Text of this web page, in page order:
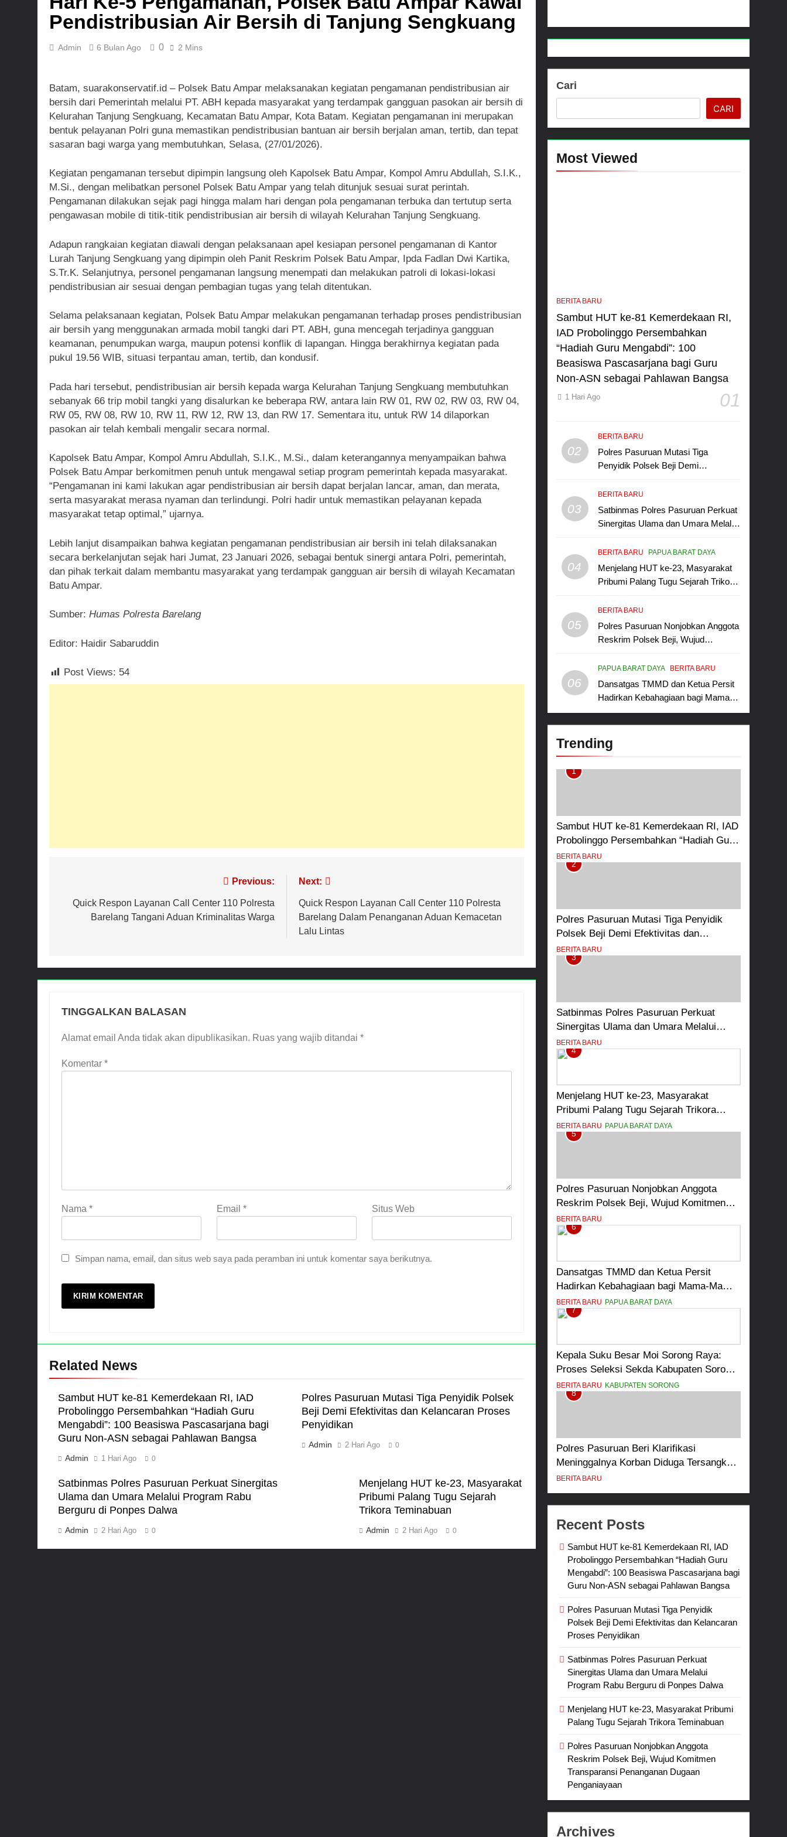
Dansatgas TMMD dan Ketua Persit Hadirkan Kebahagiaan bagi Mama-Mama dan Anak-Anak Kampung Sesor
3 Hari Ago
Pendistribusian Air Bersih di Tanjung Sengkuang
Admin 6 Bulan Ago 0 2 Mins
Batam, suarakonservatif.id – Polsek Batu Ampar melaksanakan kegiatan pengamanan pendistribusian air
bersih dari Pemerintah melalui PT. ABH kepada masyarakat yang terdampak gangguan pasokan air bersih di
Kelurahan Tanjung Sengkuang, Kecamatan Batu Ampar, Kota Batam. Kegiatan pengamanan ini merupakan
bentuk pelayanan Polri guna memastikan pendistribusian bantuan air bersih berjalan aman, tertib, dan tepat
sasaran bagi warga yang membutuhkan, Selasa, (27/01/2026).
Kegiatan pengamanan tersebut dipimpin langsung oleh Kapolsek Batu Ampar, Kompol Amru Abdullah, S.I.K.,
M.Si., dengan melibatkan personel Polsek Batu Ampar yang telah ditunjuk sesuai surat perintah.
Pengamanan dilakukan sejak pagi hingga malam hari dengan pola pengamanan terbuka dan tertutup serta
pengawasan mobile di titik-titik pendistribusian air bersih di wilayah Kelurahan Tanjung Sengkuang.
Adapun rangkaian kegiatan diawali dengan pelaksanaan apel kesiapan personel pengamanan di Kantor
Lurah Tanjung Sengkuang yang dipimpin oleh Panit Reskrim Polsek Batu Ampar, Ipda Fadlan Dwi Kartika,
S.Tr.K. Selanjutnya, personel pengamanan langsung menempati dan melakukan patroli di lokasi-lokasi
pendistribusian air sesuai dengan pembagian tugas yang telah ditentukan.
Selama pelaksanaan kegiatan, Polsek Batu Ampar melakukan pengamanan terhadap proses pendistribusian
air bersih yang menggunakan armada mobil tangki dari PT. ABH, guna mencegah terjadinya gangguan
keamanan, penumpukan warga, maupun potensi konflik di lapangan. Hingga berakhirnya kegiatan pada
pukul 19.56 WIB, situasi terpantau aman, tertib, dan kondusif.
Pada hari tersebut, pendistribusian air bersih kepada warga Kelurahan Tanjung Sengkuang membutuhkan
sebanyak 66 trip mobil tangki yang disalurkan ke beberapa RW, antara lain RW 01, RW 02, RW 03, RW 04,
RW 05, RW 08, RW 10, RW 11, RW 12, RW 13, dan RW 17. Sementara itu, untuk RW 14 dilaporkan
pasokan air telah kembali mengalir secara normal.
Kapolsek Batu Ampar, Kompol Amru Abdullah, S.I.K., M.Si., dalam keterangannya menyampaikan bahwa
Polsek Batu Ampar berkomitmen penuh untuk mengawal setiap program pemerintah kepada masyarakat.
“Pengamanan ini kami lakukan agar pendistribusian air bersih dapat berjalan lancar, aman, dan merata,
serta masyarakat merasa nyaman dan terlindungi. Polri hadir untuk memastikan pelayanan kepada
masyarakat tetap optimal,” ujarnya.
Lebih lanjut disampaikan bahwa kegiatan pengamanan pendistribusian air bersih ini telah dilaksanakan
secara berkelanjutan sejak hari Jumat, 23 Januari 2026, sebagai bentuk sinergi antara Polri, pemerintah,
dan pihak terkait dalam membantu masyarakat yang terdampak gangguan air bersih di wilayah Kecamatan
Batu Ampar.
Sumber: Humas Polresta Barelang
Editor: Haidir Sabaruddin
Post Views: 54
pos
Previous:
Quick Respon Layanan Call Center 110 Polresta
Barelang Tangani Aduan Kriminalitas Warga
Next:
Quick Respon Layanan Call Center 110 Polresta
Barelang Dalam Penanganan Aduan Kemacetan
Lalu Lintas
TINGGALKAN BALASAN
Alamat email Anda tidak akan dipublikasikan. Ruas yang wajib ditandai *
Komentar *
Nama * Email* Situs Web
Simpan nama, email, dan situs web saya pada peramban ini untuk komentar saya berikutnya.
Related News
Sambut HUT ke-81 Kemerdekaan RI, IAD
Probolinggo Persembahkan “Hadiah Guru
Mengabdi”: 100 Beasiswa Pascasarjana bagi
Guru Non-ASN sebagai Pahlawan Bangsa
Admin 1 Hari Ago 0
Polres Pasuruan Mutasi Tiga Penyidik Polsek
Beji Demi Efektivitas dan Kelancaran Proses
Penyidikan
Admin 2 Hari Ago 0
Satbinmas Polres Pasuruan Perkuat Sinergitas
Ulama dan Umara Melalui Program Rabu
Berguru di Ponpes Dalwa
Admin 2 Hari Ago 0
Menjelang HUT ke-23, Masyarakat
Pribumi Palang Tugu Sejarah
Trikora Teminabuan
Admin 2 Hari Ago 0
Cari
CARI
Most Viewed
BERITA BARU
Sambut HUT ke-81 Kemerdekaan RI,
IAD Probolinggo Persembahkan
“Hadiah Guru Mengabdi”: 100
Beasiswa Pascasarjana bagi Guru
Non-ASN sebagai Pahlawan Bangsa
01
1 Hari Ago
02
BERITA BARU
Polres Pasuruan Mutasi Tiga
Penyidik Polsek Beji Demi
Penyidikan
03
BERITA BARU
Satbinmas Polres Pasuruan Perkuat
Sinergitas Ulama dan Umara Melalui
Dalwa
04
BERITA BARU PAPUA BARAT DAYA
Menjelang HUT ke-23, Masyarakat
Pribumi Palang Tugu Sejarah Trikora
05
BERITA BARU
Polres Pasuruan Nonjobkan Anggota
Reskrim Polsek Beji, Wujud
Dugaan Penganiayaan
06
PAPUA BARAT DAYA BERITA BARU
Dansatgas TMMD dan Ketua Persit
Hadirkan Kebahagiaan bagi Mama-
Mama dan Anak-Anak Kampung
Sesor
Trending
1
Sambut HUT ke-81 Kemerdekaan RI, IAD
Probolinggo Persembahkan “Hadiah Guru
Mengabdi”: 100 Beasiswa Pascasarjana
bagi Guru Non-ASN sebagai Pahlawan
BERITA BARU
2
Polres Pasuruan Mutasi Tiga Penyidik
Polsek Beji Demi Efektivitas dan
Kelancaran Proses Penyidikan
BERITA BARU
3
Satbinmas Polres Pasuruan Perkuat
Sinergitas Ulama dan Umara Melalui
Program Rabu Berguru di Ponpes Dalwa
BERITA BARU
4
Menjelang HUT ke-23, Masyarakat
Pribumi Palang Tugu Sejarah Trikora
Teminabuan
BERITA BARU PAPUA BARAT DAYA
5
Polres Pasuruan Nonjobkan Anggota
Reskrim Polsek Beji, Wujud Komitmen
Transparansi Penanganan Dugaan
Penganiayaan
BERITA BARU
6
Dansatgas TMMD dan Ketua Persit
Hadirkan Kebahagiaan bagi Mama-Mama
dan Anak-Anak Kampung Sesor
BERITA BARU PAPUA BARAT DAYA
7
Kepala Suku Besar Moi Sorong Raya:
Proses Seleksi Sekda Kabupaten Sorong
Tidak Sah dan Melanggar Aturan
BERITA BARU KABUPATEN SORONG
8
Polres Pasuruan Beri Klarifikasi
Meninggalnya Korban Diduga Tersangka
Judol, Komitmen Usut Tuntas dan
BERITA BARU
Recent Posts
Sambut HUT ke-81 Kemerdekaan RI, IAD
Probolinggo Persembahkan “Hadiah Guru
Mengabdi”: 100 Beasiswa Pascasarjana bagi
Guru Non-ASN sebagai Pahlawan Bangsa
Polres Pasuruan Mutasi Tiga Penyidik
Polsek Beji Demi Efektivitas dan Kelancaran
Proses Penyidikan
Satbinmas Polres Pasuruan Perkuat
Sinergitas Ulama dan Umara Melalui
Program Rabu Berguru di Ponpes Dalwa
Menjelang HUT ke-23, Masyarakat Pribumi
Palang Tugu Sejarah Trikora Teminabuan
Polres Pasuruan Nonjobkan Anggota
Reskrim Polsek Beji, Wujud Komitmen
Transparansi Penanganan Dugaan
Penganiayaan
Archives